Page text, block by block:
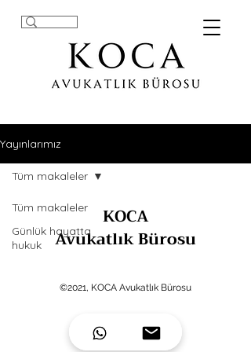
Yayınlarımız
Tüm makaleler
Günlük hayatta
hukuk
Tüm makaleler
KOCA
Avukatlık Bürosu
©2021, KOCA Avukatlık Bürosu